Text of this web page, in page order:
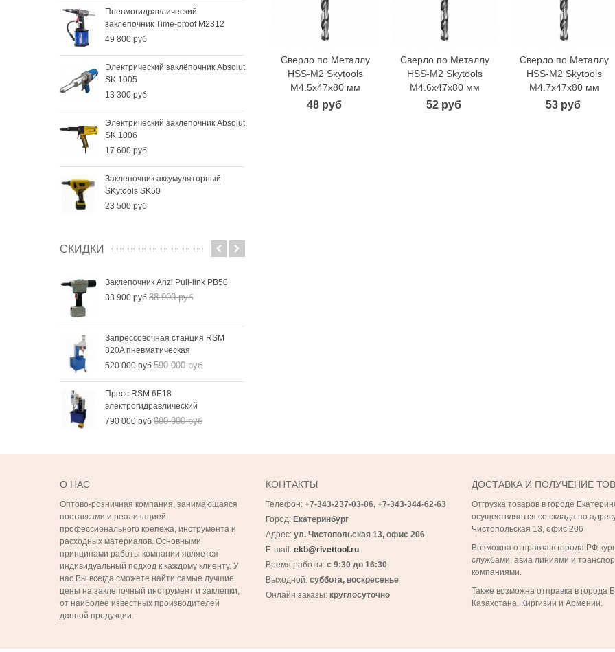
Пневмогидравлический
заклепочник Time-proof M2312
49 800 руб
Электрический заклёпочник Absolut
SK 1005
13 300 руб
Электрический заклепочник Absolut
SK 1006
17 600 руб
Заклепочник аккумуляторный
SKytools SK50
23 500 руб
СКИДКИ
Заклепочник Anzi Pull-link PB50
33 900 руб 38 900 руб
Запрессовочная станция RSM
820A пневматическая
520 000 руб 590 000 руб
Пресс RSM 6Е18
электрогидравлический
790 000 руб 880 000 руб
В корзину
Сверло по Металлу
HSS-M2 Skytools
М4.5х47х80 мм
48 руб
В корзину
Сверло по Металлу
HSS-M2 Skytools
М4.6х47х80 мм
52 руб
В корзину
Сверло по Металлу
HSS-M2 Skytools
М4.7х47х80 мм
53 руб
О НАС
Оптово-розничная компания, занимающаяся
поставками и реализацией
профессионального крепежа, инструмента и
расходных материалов. Основными
принципами работы компании является
индивидуальный подход к каждому клиенту. У
нас Вы всегда сможете найти самые лучшие
цены на заклепочный инструмент и заклепки,
от наиболее известных производителей
данной продукции.
КОНТАКТЫ
Телефон: +7-343-237-03-06, +7-343-344-62-63
Город: Екатеринбург
Адрес: ул. Чистопольская 13, офис 206
E-mail: ekb@rivettool.ru
Время работы: с 9:30 до 16:30
Выходной: суббота, воскресенье
Онлайн заказы: круглосуточно
ДОСТАВКА И ПОЛУЧЕНИЕ
Отгрузка товаров в городе
осуществляется со склада по
Чистопольская 13, офис 206
Возможна отправка в города РФ
службами, авиа линиями и
компаниями.
Также возможна отправка в города
Казахстана, Киргизии и Армении.